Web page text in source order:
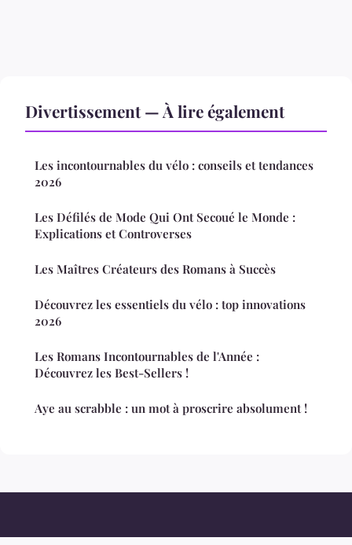
Divertissement — À lire également
Les incontournables du vélo : conseils et tendances
2026
Les Défilés de Mode Qui Ont Secoué le Monde :
Explications et Controverses
Les Maîtres Créateurs des Romans à Succès
Découvrez les essentiels du vélo : top innovations
2026
Les Romans Incontournables de l'Année :
Découvrez les Best-Sellers !
Aye au scrabble : un mot à proscrire absolument !